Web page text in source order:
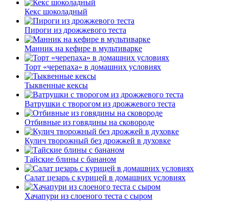
Кекс шоколадный
Пироги из дрожжевого теста
Манник на кефире в мультиварке
Торт «черепаха» в домашних условиях
Тыквенные кексы
Ватрушки с творогом из дрожжевого теста
Отбивные из говядины на сковороде
Кулич творожный без дрожжей в духовке
Тайские блины с бананом
Салат цезарь с курицей в домашних условиях
Хачапури из слоеного теста с сыром